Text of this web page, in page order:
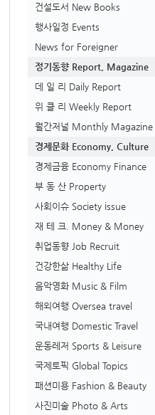
건설도서 New Books
행사일정 Events
News for Foreigner
정기동향 Report, Magazine
데 일 리 Daily Report
위 클 리 Weekly Report
월간저널 Monthly Magazine
경제문화 Economy, Culture
경제금융 Economy Finance
부 동 산 Property
사회이슈 Society issue
재 테 크. Money & Money
취업동향 Job Recruit
건강한삶 Healthy Life
음악영화 Music & Film
해외여행 Oversea travel
국내여행 Domestic Travel
운동레저 Sports & Leisure
국제토픽 Global Topics
패션미용 Fashion & Beauty
사진미술 Photo & Arts